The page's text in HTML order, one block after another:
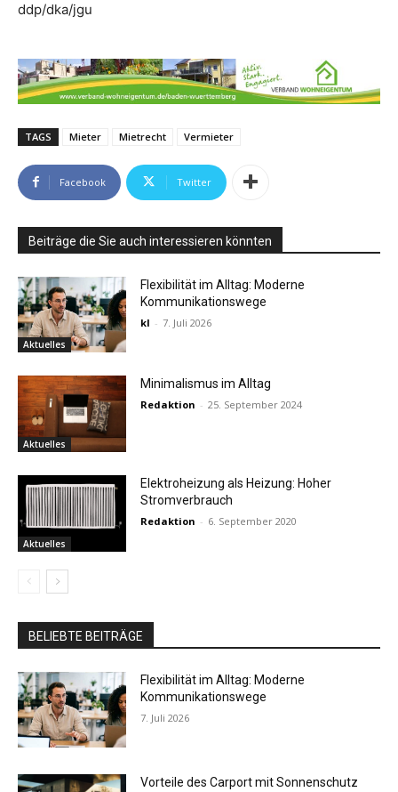
ddp/dka/jgu
TAGS Mieter Mietrecht Vermieter
Facebook Twitter
Beiträge die Sie auch interessieren könnten
Aktuelles
Flexibilität im Alltag: Moderne
Kommunikationswege
kl - 7. Juli 2026
Aktuelles
Minimalismus im Alltag
Redaktion - 25. September 2024
Aktuelles
Elektroheizung als Heizung: Hoher
Stromverbrauch
Redaktion - 6. September 2020
BELIEBTE BEITRÄGE
Flexibilität im Alltag: Moderne
Kommunikationswege
7. Juli 2026
Vorteile des Carport mit Sonnenschutz